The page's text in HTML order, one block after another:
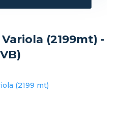
(2199mt) -
(2199 mt)